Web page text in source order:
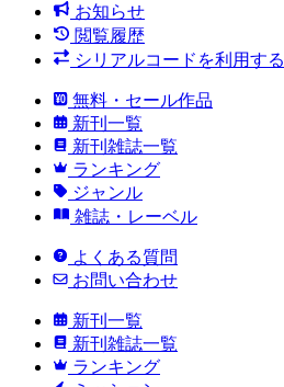
お知らせ
閲覧履歴
シリアルコードを利用する
無料・セール作品
新刊一覧
新刊雑誌一覧
ランキング
ジャンル
雑誌・レーベル
よくある質問
お問い合わせ
新刊一覧
新刊雑誌一覧
ランキング